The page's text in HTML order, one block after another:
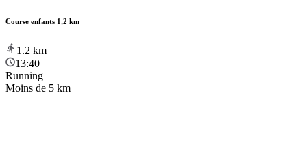
Course enfants 1,2 km
1.2 km
13:40
Running
Moins de 5 km